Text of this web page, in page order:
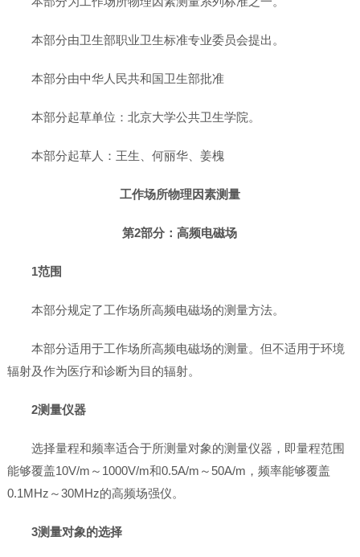
本部分由卫生部职业卫生标准专业委员会提出。
本部分由中华人民共和国卫生部批准
本部分起草单位：北京大学公共卫生学院。
本部分起草人：王生、何丽华、姜槐
工作场所物理因素测量
第2部分：高频电磁场
1范围
本部分规定了工作场所高频电磁场的测量方法。
本部分适用于工作场所高频电磁场的测量。但不适用于环境
辐射及作为医疗和诊断为目的辐射。
2测量仪器
选择量程和频率适合于所测量对象的测量仪器，即量程范围
能够覆盖10V/m～1000V/m和0.5A/m～50A/m，频率能够覆盖
0.1MHz～30MHz的高频场强仪。
3测量对象的选择